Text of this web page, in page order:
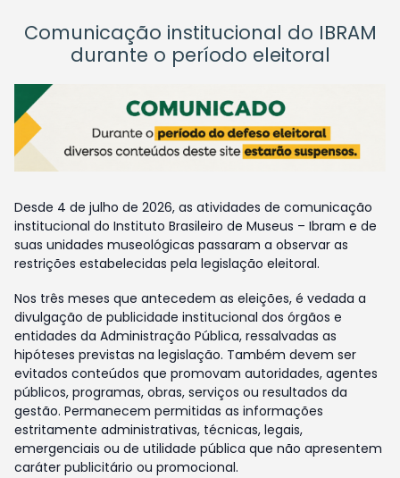
Comunicação institucional do IBRAM
durante o período eleitoral
Desde 4 de julho de 2026, as atividades de comunicação
institucional do Instituto Brasileiro de Museus – Ibram e de
suas unidades museológicas passaram a observar as
restrições estabelecidas pela legislação eleitoral.
Nos três meses que antecedem as eleições, é vedada a
divulgação de publicidade institucional dos órgãos e
entidades da Administração Pública, ressalvadas as
hipóteses previstas na legislação. Também devem ser
evitados conteúdos que promovam autoridades, agentes
públicos, programas, obras, serviços ou resultados da
gestão. Permanecem permitidas as informações
estritamente administrativas, técnicas, legais,
emergenciais ou de utilidade pública que não apresentem
caráter publicitário ou promocional.